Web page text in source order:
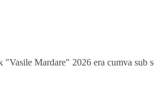
Mardare" 2026 era cumva sub